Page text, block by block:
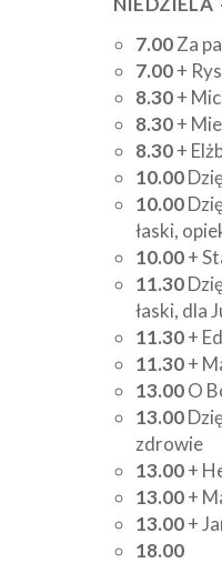
7.00Za
7.00+
8.30+
8.30+
8.30+
10.00
10.00
łaski,
10.00+
11.30
łaski, dla
11.30+
11.30+
13.00O
13.00
zdrowie
13.00+
13.00+
13.00+
18.00